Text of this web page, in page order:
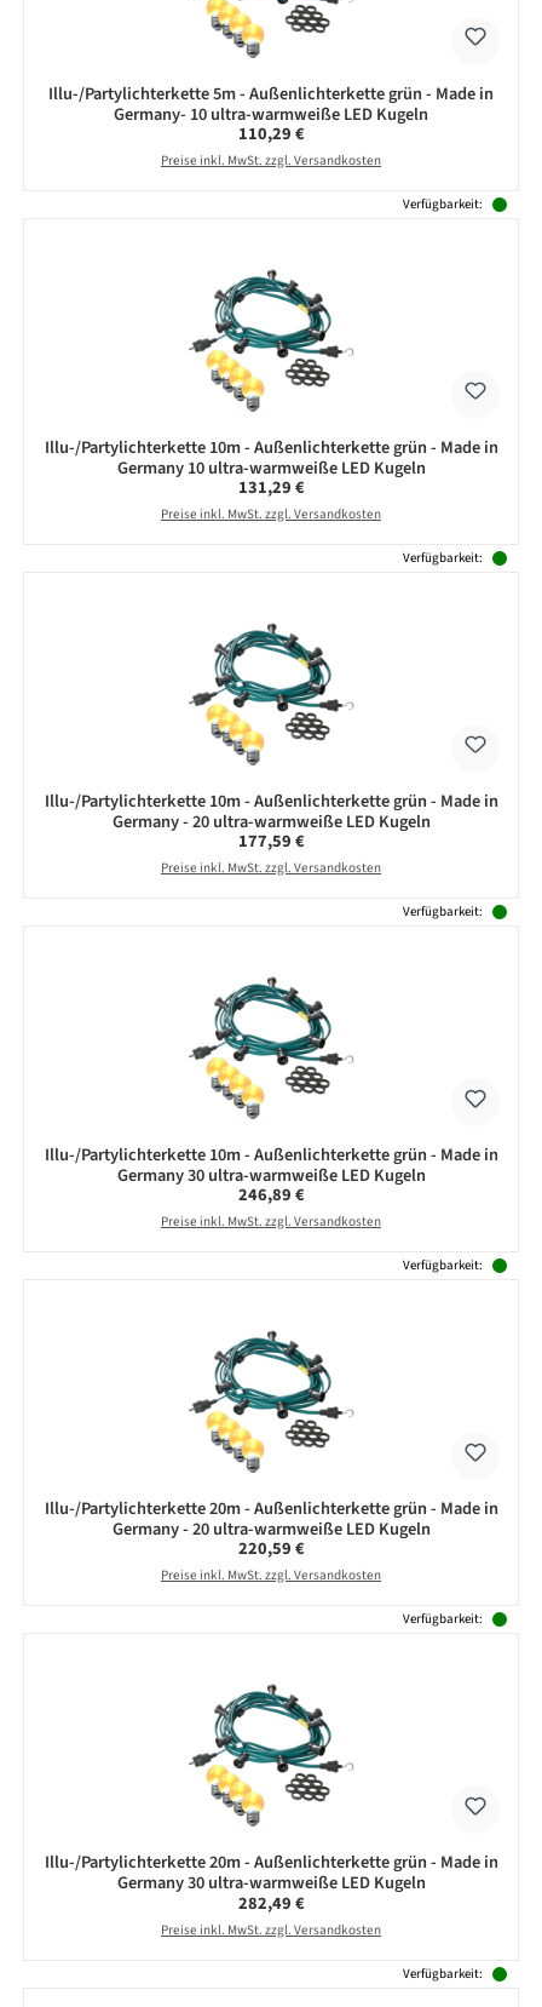
Illu-/Partylichterkette 5m - Außenlichterkette grün - Made in
Germany- 10 ultra-warmweiße LED Kugeln
Regulärer Preis:
110,29 €
Preise inkl. MwSt. zzgl. Versandkosten
Verfügbarkeit:
Illu-/Partylichterkette 10m - Außenlichterkette grün - Made in
Germany 10 ultra-warmweiße LED Kugeln
Regulärer Preis:
131,29 €
Preise inkl. MwSt. zzgl. Versandkosten
Verfügbarkeit:
Illu-/Partylichterkette 10m - Außenlichterkette grün - Made in
Germany - 20 ultra-warmweiße LED Kugeln
Regulärer Preis:
177,59 €
Preise inkl. MwSt. zzgl. Versandkosten
Verfügbarkeit:
Illu-/Partylichterkette 10m - Außenlichterkette grün - Made in
Germany 30 ultra-warmweiße LED Kugeln
Regulärer Preis:
246,89 €
Preise inkl. MwSt. zzgl. Versandkosten
Verfügbarkeit:
Illu-/Partylichterkette 20m - Außenlichterkette grün - Made in
Germany - 20 ultra-warmweiße LED Kugeln
Regulärer Preis:
220,59 €
Preise inkl. MwSt. zzgl. Versandkosten
Verfügbarkeit:
Illu-/Partylichterkette 20m - Außenlichterkette grün - Made in
Germany 30 ultra-warmweiße LED Kugeln
Regulärer Preis:
282,49 €
Preise inkl. MwSt. zzgl. Versandkosten
Verfügbarkeit: